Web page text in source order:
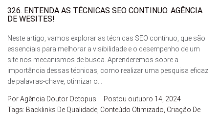
326. ENTENDA AS TÉCNICAS SEO CONTINUO. AGÊNCIA
DE WESITES!
Neste artigo, vamos explorar as técnicas SEO contínuo, que são
essenciais para melhorar a visibilidade e o desempenho de um
site nos mecanismos de busca. Aprenderemos sobre a
importância dessas técnicas, como realizar uma pesquisa eficaz
de palavras-chave, otimizar o...
PorAgência Doutor Octopus Postou outubro 14, 2024
Tags: Backlinks De Qualidade Conteúdo Otimizado Criação De